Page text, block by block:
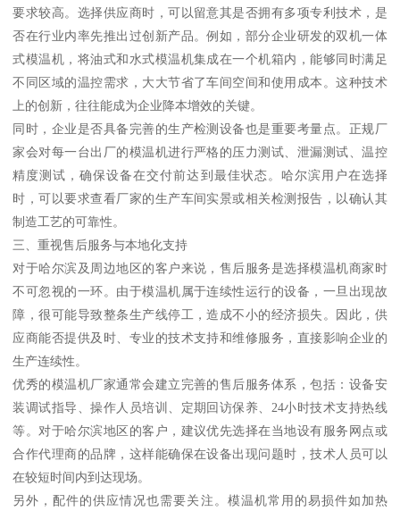
要求较高。选择供应商时，可以留意其是否拥有多项专利技术，是
否在行业内率先推出过创新产品。例如，部分企业研发的双机一体
式模温机，将油式和水式模温机集成在一个机箱内，能够同时满足
不同区域的温控需求，大大节省了车间空间和使用成本。这种技术
上的创新，往往能成为企业降本增效的关键。
同时，企业是否具备完善的生产检测设备也是重要考量点。正规厂
家会对每一台出厂的模温机进行严格的压力测试、泄漏测试、温控
精度测试，确保设备在交付前达到最佳状态。哈尔滨用户在选择
时，可以要求查看厂家的生产车间实景或相关检测报告，以确认其
制造工艺的可靠性。
三、重视售后服务与本地化支持
对于哈尔滨及周边地区的客户来说，售后服务是选择模温机商家时
不可忽视的一环。由于模温机属于连续性运行的设备，一旦出现故
障，很可能导致整条生产线停工，造成不小的经济损失。因此，供
应商能否提供及时、专业的技术支持和维修服务，直接影响企业的
生产连续性。
优秀的模温机厂家通常会建立完善的售后服务体系，包括：设备安
装调试指导、操作人员培训、定期回访保养、24小时技术支持热线
等。对于哈尔滨地区的客户，建议优先选择在当地设有服务网点或
合作代理商的品牌，这样能确保在设备出现问题时，技术人员可以
在较短时间内到达现场。
另外，配件的供应情况也需要关注。模温机常用的易损件如加热